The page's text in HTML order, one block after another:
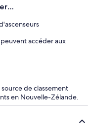
accéder aux
de classement
en Nouvelle-Zélande.